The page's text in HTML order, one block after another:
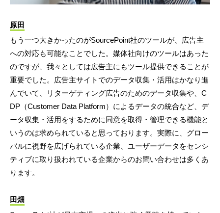
原田
もう一つ大きかったのがSourcePoint社のツールが、広告主
への対応も可能なことでした。媒体社向けのツールはあった
のですが、我々としては広告主にもツール提供できることが
重要でした。広告主サイトでのデータ収集・活用はかなり進
んでいて、リターゲティング広告のためのデータ収集や、C
DP（Customer Data Platform）によるデータの統合など、デ
ータ収集・活用をするために同意を取得・管理できる機能と
いうのは求められていると思っております。実際に、グロー
バルに視野を広げられている企業、ユーザーデータをセンシ
ティブに取り扱われている企業からのお問い合わせは多くあ
ります。
田畑